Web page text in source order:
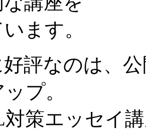
ます。
評なのは、
プ。
対策エッセイ